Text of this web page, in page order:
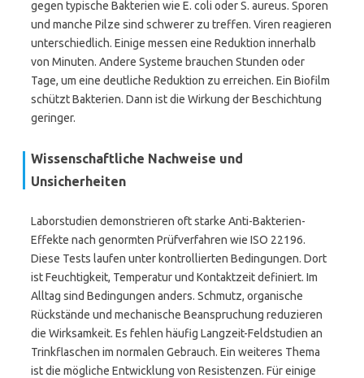
gegen typische Bakterien wie E. coli oder S. aureus. Sporen
und manche Pilze sind schwerer zu treffen. Viren reagieren
unterschiedlich. Einige messen eine Reduktion innerhalb
von Minuten. Andere Systeme brauchen Stunden oder
Tage, um eine deutliche Reduktion zu erreichen. Ein Biofilm
schützt Bakterien. Dann ist die Wirkung der Beschichtung
geringer.
Wissenschaftliche Nachweise und
Unsicherheiten
Laborstudien demonstrieren oft starke Anti-Bakterien-
Effekte nach genormten Prüfverfahren wie ISO 22196.
Diese Tests laufen unter kontrollierten Bedingungen. Dort
ist Feuchtigkeit, Temperatur und Kontaktzeit definiert. Im
Alltag sind Bedingungen anders. Schmutz, organische
Rückstände und mechanische Beanspruchung reduzieren
die Wirksamkeit. Es fehlen häufig Langzeit-Feldstudien an
Trinkflaschen im normalen Gebrauch. Ein weiteres Thema
ist die mögliche Entwicklung von Resistenzen. Für einige